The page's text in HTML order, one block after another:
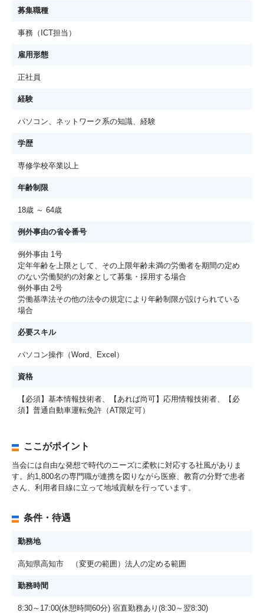
募集職種
事務（ICT担当）
雇用形態
正社員
経験
パソコン、ネットワーク系の知識、経験
学歴
専修学校卒業以上
年齢制限
18歳 ～ 64歳
例外事由の省令番号
例外事由 1号
定年年齢を上限として、その上限年齢未満の労働者を期間の定め
のない労働契約の対象として募集・採用する場合
例外事由 2号
労働基準法その他の法令の規定により年齢制限が設けられている
場合
必要スキル
パソコン操作（Word、Excel）
資格
【必須】基本情報技術者、【あれば尚可】応用情報技術者、【必
須】普通自動車運転免許（AT限定可）
ここがポイント
当会には自由な発想で時代のニーズに柔軟に対応する社風がありま
す。約1,800名の専門職が連携を図りながら医療、教育の分野で患者
さん、利用者目線に立って地域貢献を行っています。
条件・待遇
勤務地
高知県高知市 （変更の範囲）法人の定める範囲
勤務時間
8:30～17:00(休憩時間60分) 宿直勤務あり(8:30～翌8:30)